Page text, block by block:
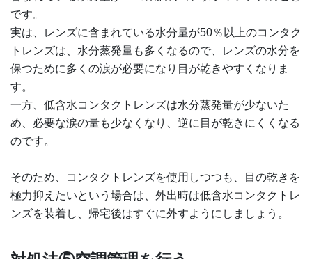
です。
実は、レンズに含まれている水分量が50％以上のコンタク
トレンズは、水分蒸発量も多くなるので、レンズの水分を
保つために多くの涙が必要になり目が乾きやすくなりま
す。
一方、低含水コンタクトレンズは水分蒸発量が少ないた
め、必要な涙の量も少なくなり、逆に目が乾きにくくなる
のです。
そのため、コンタクトレンズを使用しつつも、目の乾きを
極力抑えたいという場合は、外出時は低含水コンタクトレ
ンズを装着し、帰宅後はすぐに外すようにしましょう。